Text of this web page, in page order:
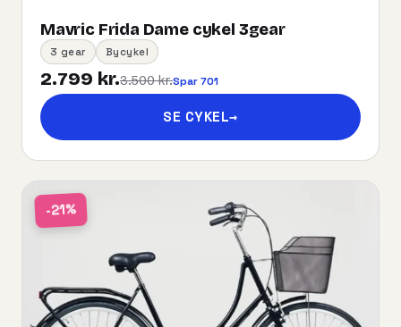
Mavric Frida Dame cykel 3gear
3 gear Bycykel
2.799 kr.3.500 kr.Spar 701
SE CYKEL→
-21%